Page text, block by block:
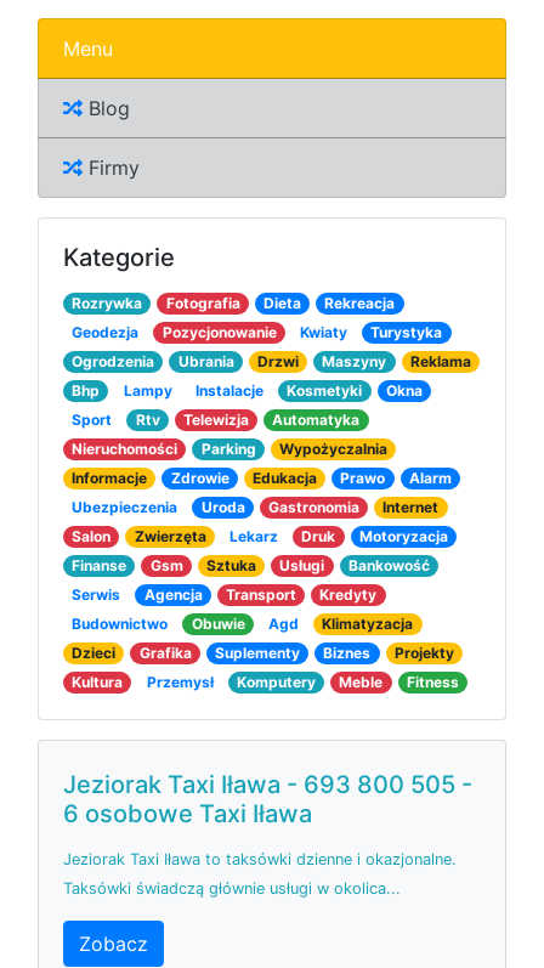
Menu
Blog
Firmy
Kategorie
Rozrywka Fotografia Dieta
Rekreacja
Geodezja
Pozycjonowanie Kwiaty
Turystyka
Ogrodzenia
Ubrania Drzwi Maszyny
Reklama
Bhp
Lampy Instalacje Kosmetyki
Okna
Sport
Rtv Telewizja
Automatyka
Nieruchomości
Parking
Wypożyczalnia
Informacje
Zdrowie Edukacja Prawo
Alarm
Ubezpieczenia
Uroda Gastronomia
Internet
Salon
Zwierzęta Lekarz Druk
Motoryzacja
Finanse
Gsm Sztuka Usługi
Bankowość
Serwis
Agencja Transport
Kredyty
Budownictwo
Obuwie Agd
Klimatyzacja
Dzieci
Grafika Suplementy Biznes
Projekty
Kultura
Przemysł Komputery Meble Fitness
Jeziorak Taxi Iława - 693 800 505 -
6 osobowe Taxi Iława
Jeziorak Taxi Iława to taksówki dzienne i okazjonalne.
Taksówki świadczą głównie usługi w okolica...
Zobacz